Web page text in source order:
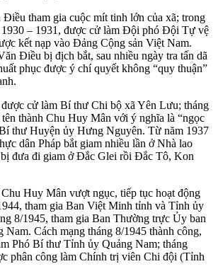
tham gia cuộc mít tinh lớn của xã; trong
1930 – 1931, được cử làm Đội phó Đội Tự vệ
kết nạp vào Đảng Cộng sản Việt Nam.
Điều bị địch bắt, sau nhiều ngày tra tấn dã
phục được ý chí quyết không “quy thuận”
cử làm Bí thư Chi bộ xã Yên Lưu; tháng
thành Chu Huy Mân với ý nghĩa là “ngọc
thư Huyện ủy Hưng Nguyên. Từ năm 1937
dân Pháp bắt giam nhiều lần ở Nhà lao
đưa đi giam ở Ðắc Glei rồi Ðắc Tô, Kon
Huy Mân vượt ngục, tiếp tục hoạt động
tham gia Ban Việt Minh tỉnh và Tỉnh ủy
8/1945, tham gia Ban Thường trực Ủy ban
Nam. Cách mạng tháng 8/1945 thành công,
Phó Bí thư Tỉnh ủy Quảng Nam; tháng
phân công làm Chính trị viên Chi đội (Tỉnh